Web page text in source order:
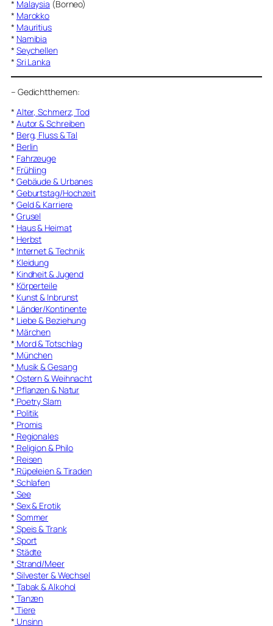
* Malaysia (Borneo)
* Marokko
* Mauritius
* Namibia
* Seychellen
* Sri Lanka
– Gedichtthemen:
* Alter, Schmerz, Tod
* Autor & Schreiben
* Berg, Fluss & Tal
* Berlin
* Fahrzeuge
* Frühling
* Gebäude & Urbanes
* Geburtstag/Hochzeit
* Geld & Karriere
* Grusel
* Haus & Heimat
* Herbst
* Internet & Technik
* Kleidung
* Kindheit & Jugend
* Körperteile
* Kunst & Inbrunst
* Länder/Kontinente
* Liebe & Beziehung
* Märchen
* Mord & Totschlag
* München
* Musik & Gesang
* Ostern & Weihnacht
* Pflanzen & Natur
* Poetry Slam
* Politik
* Promis
* Regionales
* Religion & Philo
* Reisen
* Rüpeleien & Tiraden
* Schlafen
* See
* Sex & Erotik
* Sommer
* Speis & Trank
* Sport
* Städte
* Strand/Meer
* Silvester & Wechsel
* Tabak & Alkohol
* Tanzen
* Tiere
* Unsinn